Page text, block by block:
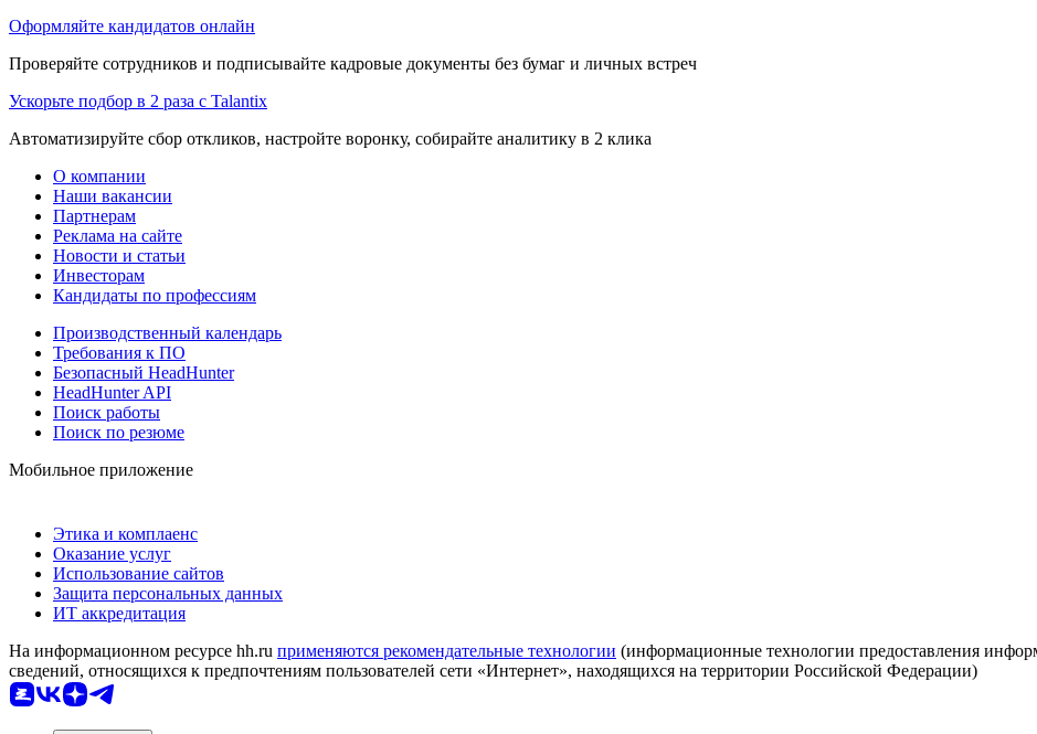
Оформляйте кандидатов онлайн
Проверяйте сотрудников и подписывайте кадровые документы без бумаг и личных встреч
Ускорьте подбор в 2 раза с Talantix
Автоматизируйте сбор откликов, настройте воронку, собирайте аналитику в 2 клика
О компании
Наши вакансии
Партнерам
Реклама на сайте
Новости и статьи
Инвесторам
Кандидаты по профессиям
Производственный календарь
Требования к ПО
Безопасный HeadHunter
HeadHunter API
Поиск работы
Поиск по резюме
Мобильное приложение
Этика и комплаенс
Оказание услуг
Использование сайтов
Защита персональных данных
ИТ аккредитация
На информационном ресурсе hh.ru применяются рекомендательные технологии (информационные технологии предоставления
сведений, относящихся к предпочтениям пользователей сети «Интернет», находящихся на территории Российской Федерации)